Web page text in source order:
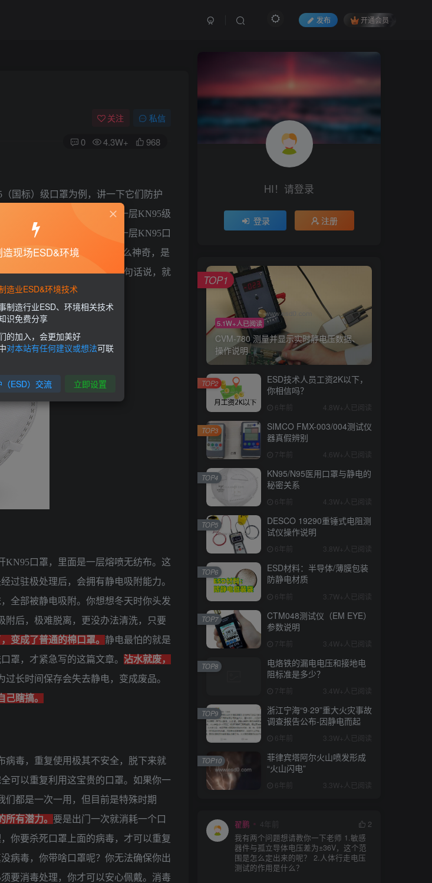
发布 开通会员
关注 私信
0 4.3W+ 968
国标）级口罩为例，讲一下它们防护
防护能力定义为5的话，那一层KN95级
层棉口罩，才相当于别人带一层KN95口
常霸道。为什么这种口罩这么神奇，是
的网眼，这可是微米级。换句话说，就
KN95口罩，里面是一层熔喷无纺布。这
过驻极处理后，会拥有静电吸附能力。
全部被静电吸附。你想想冬天时你头发
附后，极难脱离，更没办法清洗，只要
变成了普通的棉口罩。 静电最怕的就是
罩，才紧急写的这篇文章。 沾水就废，
长时间保存会失去静电，变成废品。
瞎搞。
病毒，重复使用极其不安全，脱下来就
可以重复利用这宝贵的口罩。如果你一
们都是一次一用，但目前是特殊时期
有潜力。 要是出门一次就消耗一个口
你要杀死口罩上面的病毒，才可以重复
病毒，你带啥口罩呢？你无法确保你出
要消毒处理，你才可以安心佩戴。消毒
HI！请登录
登录 注册
5.1W+人已阅读
CVM-780 测量并显示实时静电压数据、
操作说明
TOP1
ESD技术人员工资2K以下，
你相信吗？
6年前 4.8W+人已阅读
TOP2
SIMCO FMX-003/004测试仪
器真假辨别
7年前 4.6W+人已阅读
TOP3
KN95/N95医用口罩与静电的
秘密关系
6年前 4.3W+人已阅读
TOP4
DESCO 19290重锤式电阻测
试仪操作说明
6年前 3.8W+人已阅读
TOP5
ESD材料：半导体/薄膜包装
防静电材质
6年前 3.7W+人已阅读
TOP6
CTM048测试仪（EM EYE）
参数说明
7年前 3.4W+人已阅读
TOP7
电烙铁的漏电电压和接地电
阻标准是多少？
7年前 3.4W+人已阅读
TOP8
浙江宁海“9·29”重大火灾事故
调查报告公布-因静电而起
6年前 3.3W+人已阅读
TOP9
菲律宾塔阿尔火山喷发形成
“火山闪电”
6年前 3.3W+人已阅读
TOP10
翟鹏 4年前
2
我有两个问题想请教你一下老师 1.敏感
器件与孤立导体电压差为±36V，这个范
围是怎么定出来的呢？ 2.人体行走电压
测试的作用是什么？
造现场ESD&环境
造业ESD&环境技术
制造行业ESD、环境相关技术
识免费分享
的加入，会更加美好
对本站有任何建议或想法可联
ESD）交流 立即设置